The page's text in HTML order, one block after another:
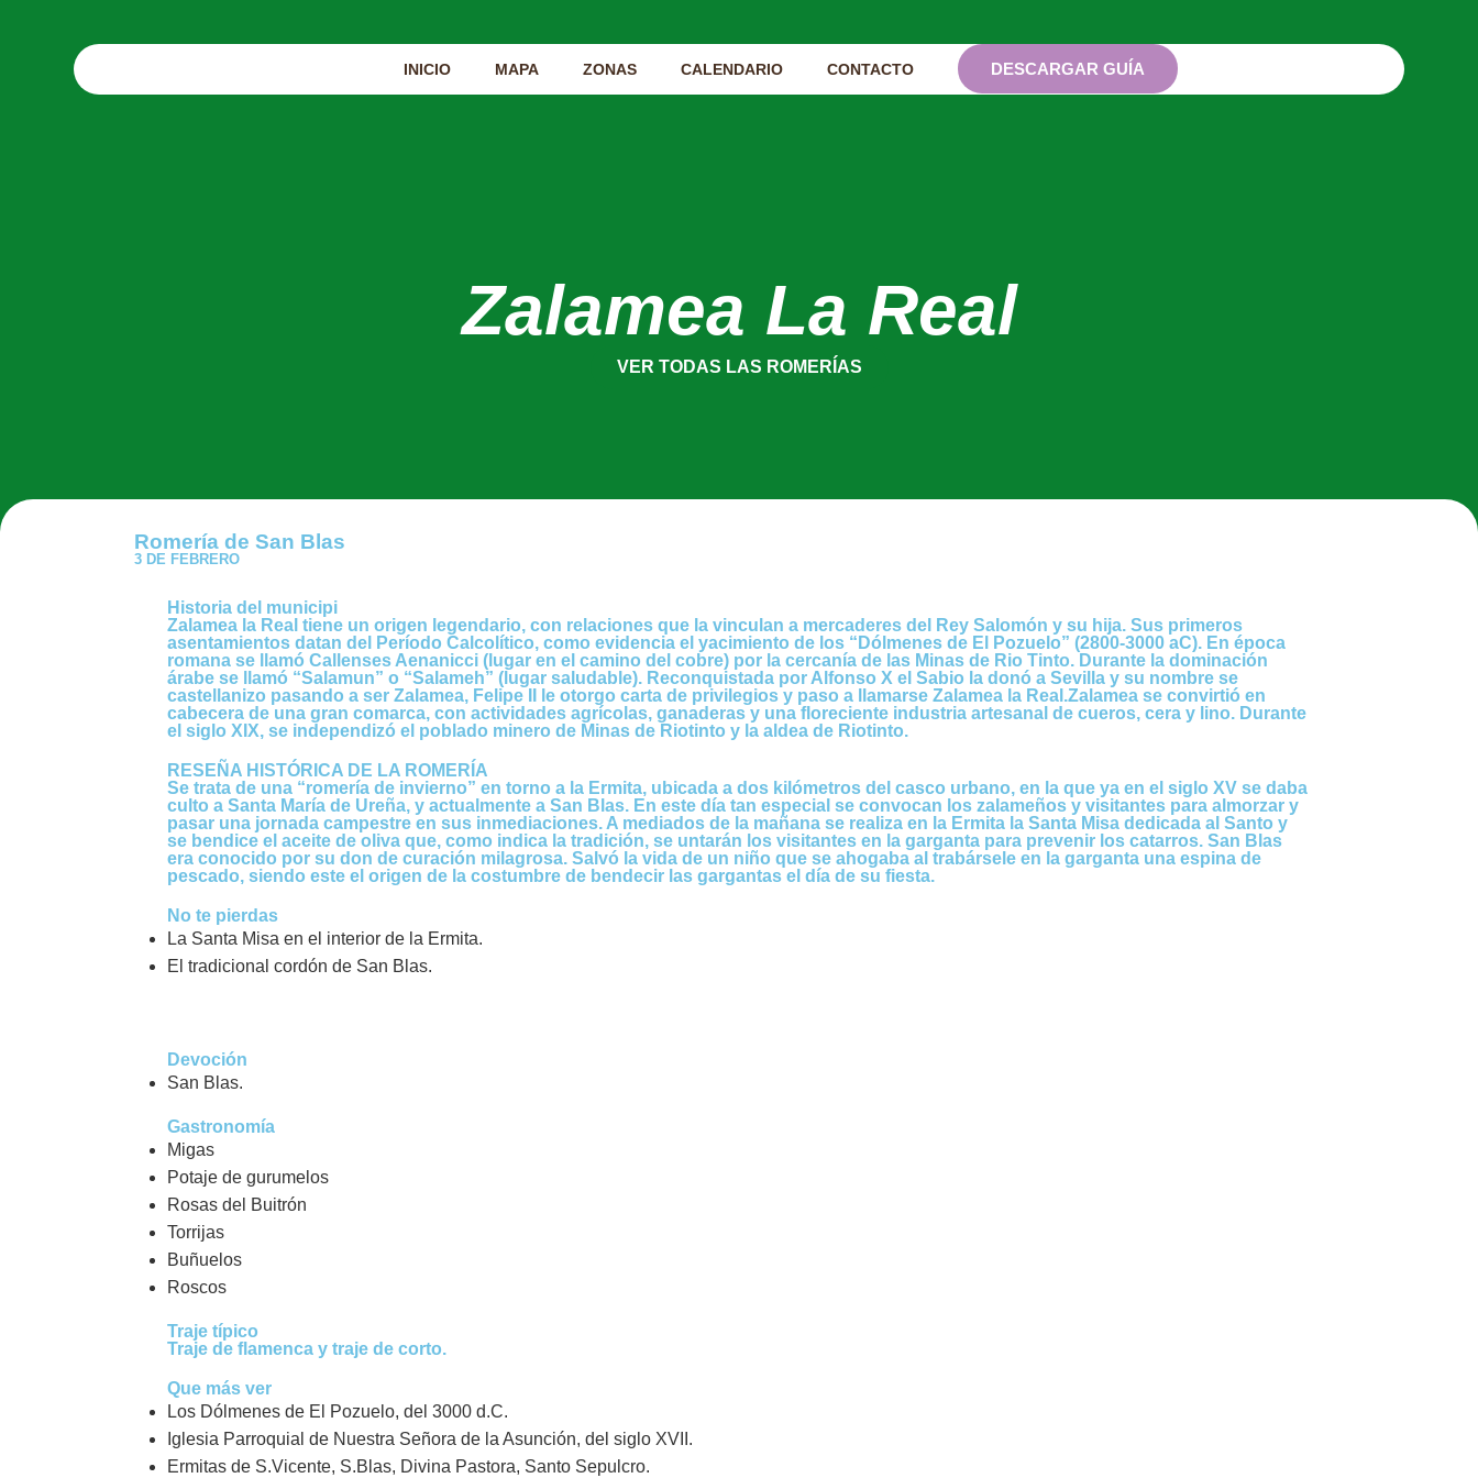
INICIO MAPA ZONAS CALENDARIO CONTACTO DESCARGAR GUÍA
Zalamea La Real
VER TODAS LAS ROMERÍAS
Romería de San Blas
3 DE FEBRERO
Historia del municipi
Zalamea la Real tiene un origen legendario, con relaciones que la vinculan a mercaderes del Rey Salomón y su hija. Sus primeros
asentamientos datan del Período Calcolítico, como evidencia el yacimiento de los “Dólmenes de El Pozuelo” (2800-3000 aC). En época
romana se llamó Callenses Aenanicci (lugar en el camino del cobre) por la cercanía de las Minas de Rio Tinto. Durante la dominación
árabe se llamó “Salamun” o “Salameh” (lugar saludable). Reconquistada por Alfonso X el Sabio la donó a Sevilla y su nombre se
castellanizo pasando a ser Zalamea, Felipe II le otorgo carta de privilegios y paso a llamarse Zalamea la Real.Zalamea se convirtió en
cabecera de una gran comarca, con actividades agrícolas, ganaderas y una floreciente industria artesanal de cueros, cera y lino. Durante
el siglo XIX, se independizó el poblado minero de Minas de Riotinto y la aldea de Riotinto.
RESEÑA HISTÓRICA DE LA ROMERÍA
Se trata de una “romería de invierno” en torno a la Ermita, ubicada a dos kilómetros del casco urbano, en la que ya en el siglo XV se daba
culto a Santa María de Ureña, y actualmente a San Blas. En este día tan especial se convocan los zalameños y visitantes para almorzar y
pasar una jornada campestre en sus inmediaciones. A mediados de la mañana se realiza en la Ermita la Santa Misa dedicada al Santo y
se bendice el aceite de oliva que, como indica la tradición, se untarán los visitantes en la garganta para prevenir los catarros. San Blas
era conocido por su don de curación milagrosa. Salvó la vida de un niño que se ahogaba al trabársele en la garganta una espina de
pescado, siendo este el origen de la costumbre de bendecir las gargantas el día de su fiesta.
No te pierdas
La Santa Misa en el interior de la Ermita.
El tradicional cordón de San Blas.
Devoción
San Blas.
Gastronomía
Migas
Potaje de gurumelos
Rosas del Buitrón
Torrijas
Buñuelos
Roscos
Traje típico
Traje de flamenca y traje de corto.
Que más ver
Los Dólmenes de El Pozuelo, del 3000 d.C.
Iglesia Parroquial de Nuestra Señora de la Asunción, del siglo XVII.
Ermitas de S.Vicente, S.Blas, Divina Pastora, Santo Sepulcro.